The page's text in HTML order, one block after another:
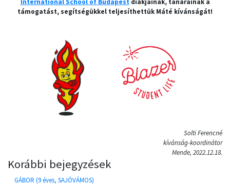
International School of Budapestdiákjainak, tanárainak a
támogatást, segítségükkel teljesíthettük Máté kívánságát!
Solti Ferencné
kívánság-koordinátor
Mende, 2022.12.18.
Korábbi bejegyzések
GÁBOR (9 éves, SAJÓVÁMOS)